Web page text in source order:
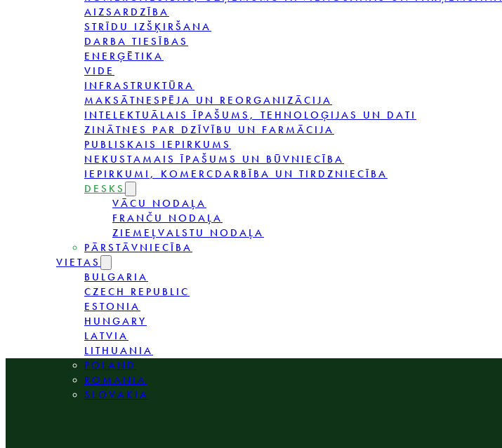
AIZSARDZĪBA
STRĪDU IZŠĶIRŠANA
DARBA TIESĪBAS
ENERĢĒTIKA
VIDE
INFRASTRUKTŪRA
MAKSĀTNESPĒJA UN REORGANIZĀCIJA
INTELEKTUĀLAIS ĪPAŠUMS, TEHNOLOĢIJAS UN DATI
ZINĀTNES PAR DZĪVĪBU UN FARMĀCIJA
PUBLISKAIS IEPIRKUMS
NEKUSTAMAIS ĪPAŠUMS UN BŪVNIECĪBA
IEPIRKUMI, KOMERCDARBĪBA UN TIRDZNIECĪBA
DESKS
VĀCU NODAĻA
FRANČU NODAĻA
ZIEMEĻVALSTU NODAĻA
PĀRSTĀVNIECĪBA
VIETAS
BULGARIA
CZECH REPUBLIC
ESTONIA
HUNGARY
LATVIA
LITHUANIA
POLAND
ROMANIA
SLOVAKIA